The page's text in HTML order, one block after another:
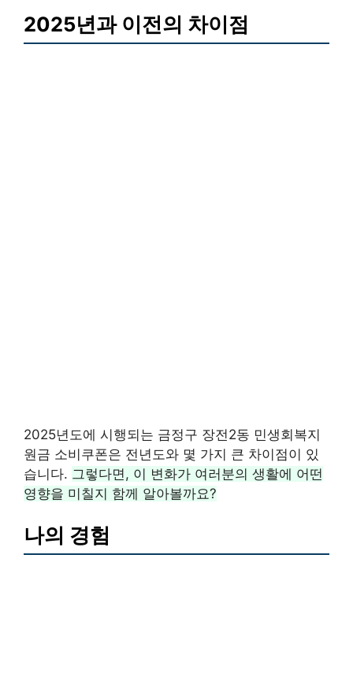
2025년과 이전의 차이점
2025년도에 시행되는 금정구 장전2동 민생회복지
원금 소비쿠폰은 전년도와 몇 가지 큰 차이점이 있
습니다. 그렇다면, 이 변화가 여러분의 생활에 어떤
영향을 미칠지 함께 알아볼까요?
나의 경험